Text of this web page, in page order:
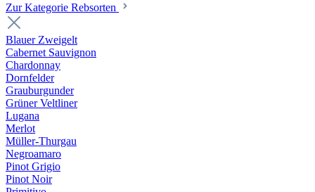
Zur Kategorie Rebsorten
Blauer Zweigelt
Cabernet Sauvignon
Chardonnay
Dornfelder
Grauburgunder
Grüner Veltliner
Lugana
Merlot
Müller-Thurgau
Negroamaro
Pinot Grigio
Pinot Noir